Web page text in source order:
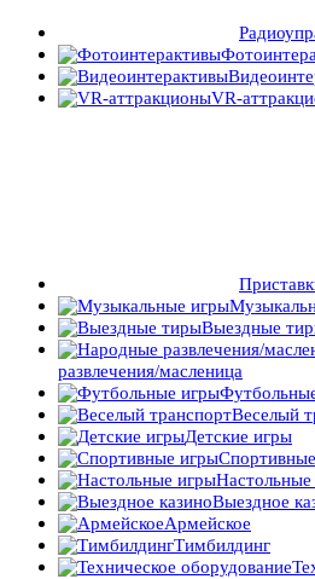
VR-
Выездные
развлечения/масленица
Веселый
Детские игры
Выездное
Армейское
Тимбилдинг